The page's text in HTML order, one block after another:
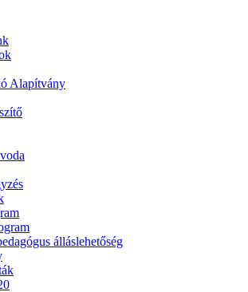
Alapítvány
álláslehetőség